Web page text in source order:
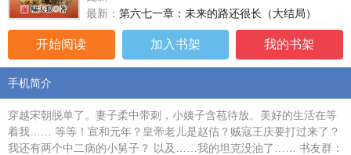
最新： 第六七一章：未来的路还很长（大结局）
开始阅读 加入书架 我的书架
手机简介
穿越宋朝脱单了。妻子柔中带刺，小姨子含苞待放。美好的生活在等
着我…… 等等！宣和元年？皇帝老儿是赵佶？贼寇王庆要打过来了？
我还有两个中二病的小舅子？ 以及……我的坦克没油了…… 书友群：